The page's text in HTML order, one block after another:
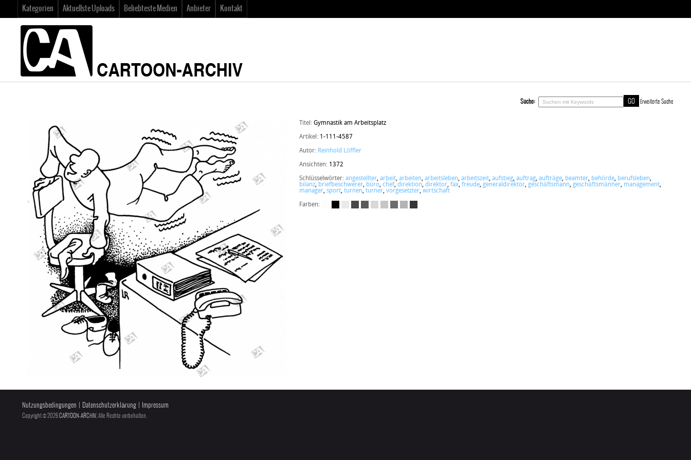
Kategorien Aktuellste Uploads Beliebteste Medien Anbieter Kontakt
Suche: Erweiterte Suche
Titel: Gymnastik am Arbeitsplatz
Artikel: 1-111-4587
Autor: Reinhold Löffler
Ansichten: 1372
Schlüsselwörter: angestellter, arbeit, arbeiten, arbeitsleben, arbeitszeit, aufstieg, auftrag, aufträge, beamter, behörde, berufsleben,
bilanz, briefbeschwerer, büro, chef, direktion, direktor, fax, freude, generaldirektor, geschäftsmann, geschäftsmänner, management,
manager, sport, turnen, turner, vorgesetzter, wirtschaft
Farben:
Nutzungsbedingungen Datenschutzerklärung Impressum
Copyright © 2026CARTOON-ARCHIV, Alle Rechte vorbehalten.